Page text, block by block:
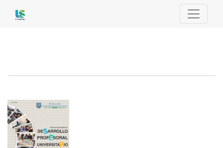
Portal de Revistas - Unisanitas
##journal.journals##